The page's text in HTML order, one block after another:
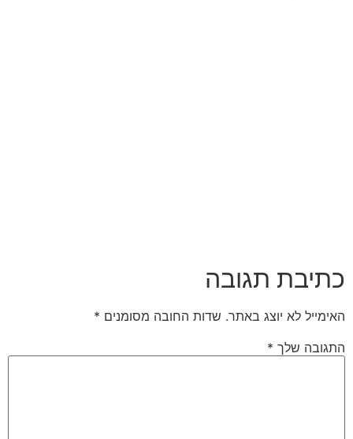
כתיבת תגובה
האימייל לא יוצג באתר. שדות החובה מסומנים *
התגובה שלך *